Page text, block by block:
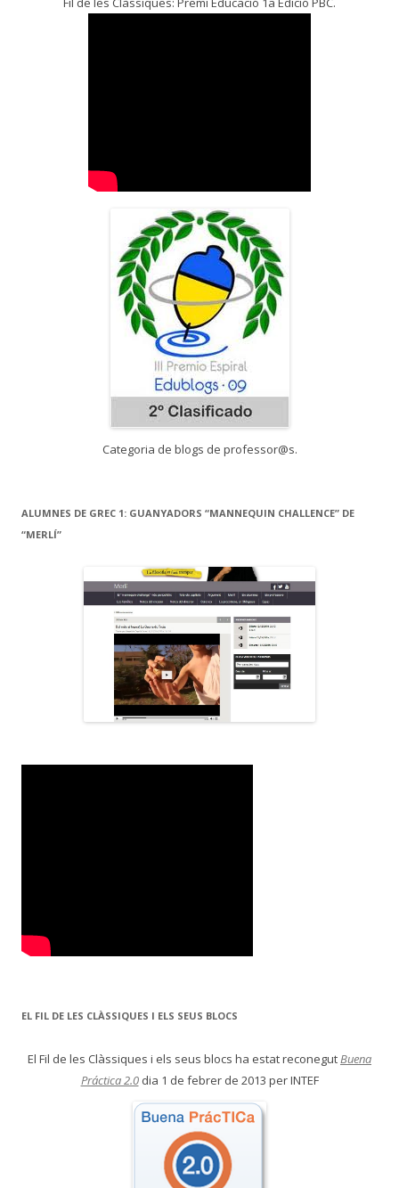
Categoria de blogs de professor@s.
ALUMNES DE GREC 1: GUANYADORS “MANNEQUIN CHALLENCE” DE
“MERLÍ”
EL FIL DE LES CLÀSSIQUES I ELS SEUS BLOCS
El Fil de les Clàssiques i els seus blocs ha estat reconegutBuena
Práctica 2.0 dia 1 de febrer de 2013 per INTEF